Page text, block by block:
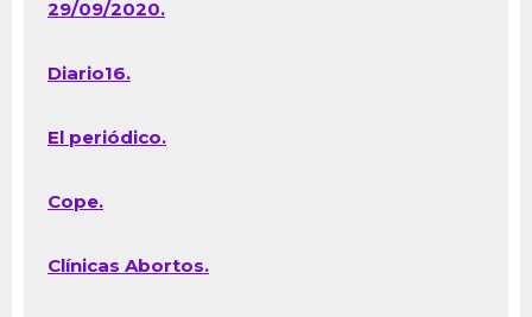
29/09/2020.
Diario16.
El periódico.
Cope.
Clínicas Abortos.